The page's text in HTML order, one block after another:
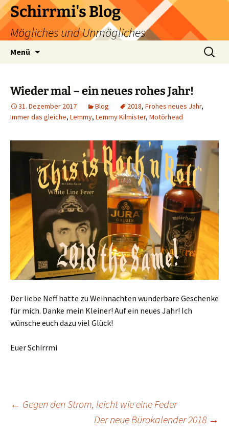
Zum
Inhalt
springen
Schirrmi's Blog
Mögliches und Unmögliches
Menü
Suchen
nach:
Wieder mal – ein neues rohes Jahr!
31. Dezember 2017 Blog 2018, Frohes neues Jahr,
Immer das gleiche, Lemmy, Lemmy Kilmister, Motörhead
Der liebe Neff hatte zu Weihnachten wunderbare Geschenke
für mich. Danke mein Kleiner! Auf ein neues Jahr! Ich
wünsche euch dazu viel Glück!
Euer Schirrmi
Beitragsnavigation
← Gegen den Strom, leicht wie eine Feder
Der neue Bürokalender 2018 →